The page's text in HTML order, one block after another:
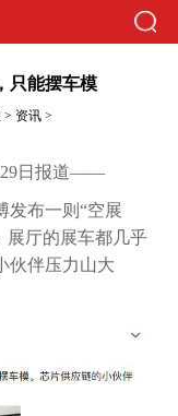
只能摆车模
> 资讯 >
29日报道——
发布一则“空展
展厅的展车都几乎
伙伴压力山大